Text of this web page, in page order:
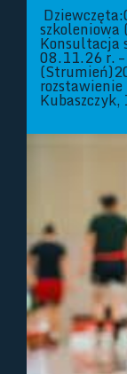
Konsultacja
08.11.26 r.